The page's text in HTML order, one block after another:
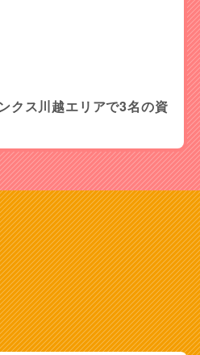
クス川越エリアで3名の資